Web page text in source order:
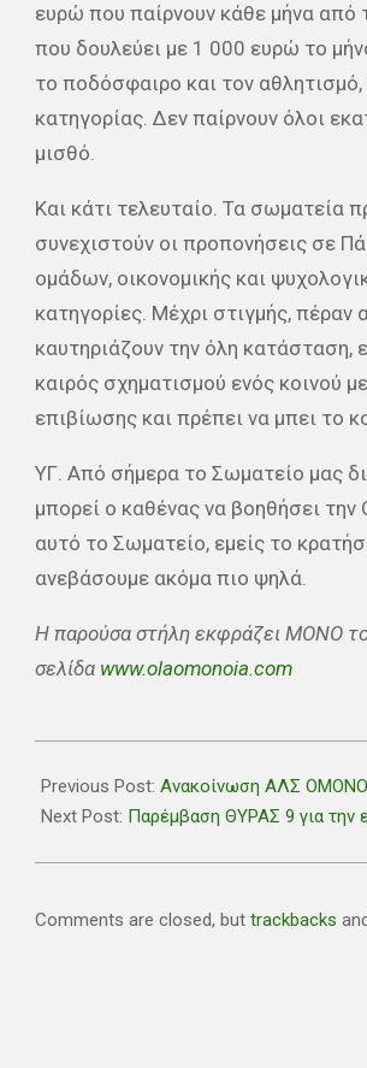
ευρώ που παίρνουν κάθε μήνα από
που δουλεύει με 1 000 ευρώ το
το ποδόσφαιρο και τον
κατηγορίας. Δεν παίρνουν όλοι
μισθό.
Και κάτι τελευταίο. Τα σωματεία
συνεχιστούν οι προπονήσεις σε
ομάδων, οικονομικής και
κατηγορίες. Μέχρι στιγμής,
καυτηριάζουν την όλη
καιρός σχηματισμού ενός κοινού
επιβίωσης και πρέπει να μπει το
ΥΓ. Από σήμερα το Σωματείο μας
μπορεί ο καθένας να βοηθήσει
αυτό το Σωματείο, εμείς το
ανεβάσουμε ακόμα πιο ψηλά.
Η παρούσα στήλη εκφράζει ΜΟΝΟ
σελίδα www.olaomonoia.com
11-
16
Previous Post: Ανακοίνωση ΑΛΣ
Next Post: Παρέμβαση ΘΥΡΑΣ 9 για την
Comments are closed, but trackbacks